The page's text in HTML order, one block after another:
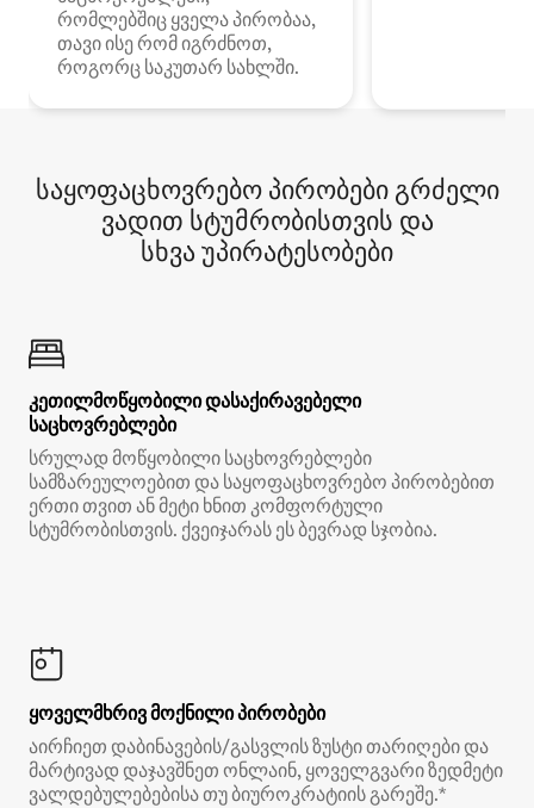
რომლებშიც ყველა პირობაა,
თავი ისე რომ იგრძნოთ,
როგორც საკუთარ სახლში.
საყოფაცხოვრებო პირობები გრძელი
ვადით სტუმრობისთვის და
სხვა უპირატესობები
კეთილმოწყობილი დასაქირავებელი
საცხოვრებლები
სრულად მოწყობილი საცხოვრებლები
სამზარეულოებით და საყოფაცხოვრებო პირობებით
ერთი თვით ან მეტი ხნით კომფორტული
სტუმრობისთვის. ქვეიჯარას ეს ბევრად სჯობია.
ყოველმხრივ მოქნილი პირობები
აირჩიეთ დაბინავების/გასვლის ზუსტი თარიღები და
მარტივად დაჯავშნეთ ონლაინ, ყოველგვარი ზედმეტი
ვალდებულებებისა თუ ბიუროკრატიის გარეშე.*